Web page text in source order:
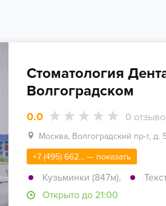
Стоматология
Волгоградском
0.0 0
Москва, Волгоградский пр-т, д.
+7 (495) 662... — показать
Кузьминки (847м),
Открыто до 21:00